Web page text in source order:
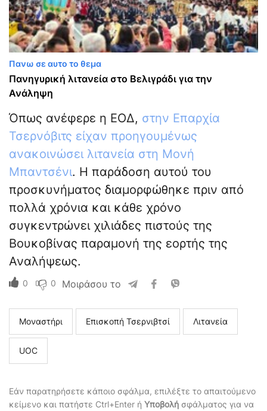
Πανω σε αυτο το θεμα
Πανηγυρική λιτανεία στο Βελιγράδι για την
Ανάληψη
Όπως ανέφερε η ΕΟΔ, στην Επαρχία
Τσερνόβιτς είχαν προηγουμένως
ανακοινώσει λιτανεία στη Μονή
Μπαντσένι. Η παράδοση αυτού του
προσκυνήματος διαμορφώθηκε πριν από
πολλά χρόνια και κάθε χρόνο
συγκεντρώνει χιλιάδες πιστούς της
Βουκοβίνας παραμονή της εορτής της
Αναλήψεως.
0 0 Μοιράσου το
Μοναστήρι Επισκοπή Τσερνιβτσί Λιτανεία
UOC
Εάν παρατηρήσετε κάποιο σφάλμα, επιλέξτε το απαιτούμενο
κείμενο και πατήστε Ctrl+Enter ή Υποβολή σφάλματος για να